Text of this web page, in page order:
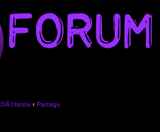
DÃ©tente ‹ Partage